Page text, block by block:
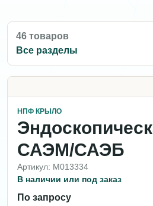
46 товаров
Все разделы
НПФ КРЫЛО
САЭМ/САЭБ
Артикул: M013334
В наличии или под заказ
По запросу